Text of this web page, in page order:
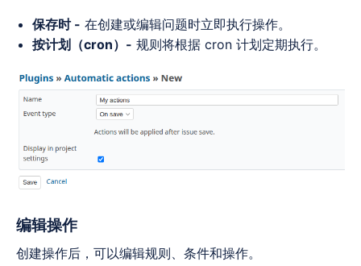
保存时 - 在创建或编辑问题时立即执行操作。
按计划（cron）- 规则将根据 cron 计划定期执行。
编辑操作
创建操作后，可以编辑规则、条件和操作。